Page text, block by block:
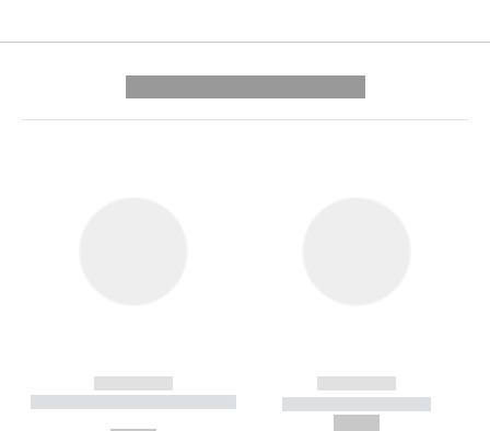
------------
----------- ----------- --------
------------
----------- -----------